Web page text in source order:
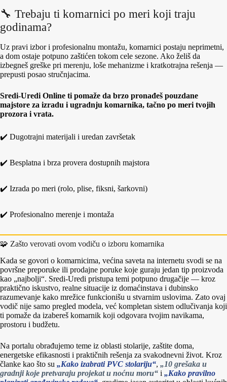
🔧 Trebaju ti komarnici po meri koji traju
godinama?
Uz pravi izbor i profesionalnu montažu, komarnici postaju neprimetni,
a dom ostaje potpuno zaštićen tokom cele sezone. Ako želiš da
izbegneš greške pri merenju, loše mehanizme i kratkotrajna rešenja —
prepusti posao stručnjacima.
Sredi‑Uredi Online ti pomaže da brzo pronađeš pouzdane
majstore za izradu i ugradnju komarnika, tačno po meri tvojih
prozora i vrata.
✔️ Dugotrajni materijali i uredan završetak
✔️ Besplatna i brza provera dostupnih majstora
✔️ Izrada po meri (rolo, plise, fiksni, šarkovni)
✔️ Profesionalno merenje i montaža
🧩 Zašto verovati ovom vodiču o izboru komarnika
Kada se govori o komarnicima, većina saveta na internetu svodi se na
površne preporuke ili prodajne poruke koje guraju jedan tip proizvoda
kao „najbolji“. Sredi‑Uredi pristupa temi potpuno drugačije — kroz
praktično iskustvo, realne situacije iz domaćinstava i dubinsko
razumevanje kako mrežice funkcionišu u stvarnim uslovima. Zato ovaj
vodič nije samo pregled modela, već kompletan sistem odlučivanja koji
ti pomaže da izabereš komarnik koji odgovara tvojim navikama,
prostoru i budžetu.
Na portalu obrađujemo teme iz oblasti stolarije, zaštite doma,
energetske efikasnosti i praktičnih rešenja za svakodnevni život. Kroz
članke kao što su „Kako izabrati PVC stolariju“, „10 grešaka u
gradnji koje pretvaraju projekat u noćnu moru“ i „Kako pravilno